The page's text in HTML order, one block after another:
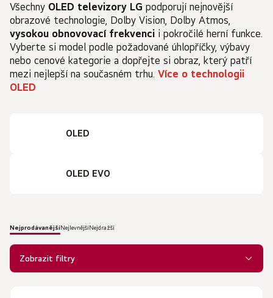
Všechny OLED televizory LG podporují nejnovější
obrazové technologie, Dolby Vision, Dolby Atmos,
vysokou obnovovací frekvenci i pokročilé herní funkce.
Vyberte si model podle požadované úhlopříčky, výbavy
nebo cenové kategorie a dopřejte si obraz, který patří
mezi nejlepší na současném trhu. Více o technologii
OLED
OLED
OLED EVO
Ř
a
z
NejprodávanějšíNejlevnějšíNejdražší
Zobrazit filtry